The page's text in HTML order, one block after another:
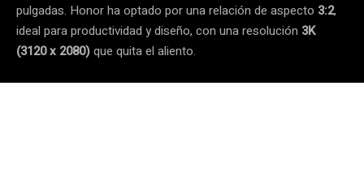
pulgadas. Honor ha optado por una relación de aspecto 3:2,
ideal para productividad y diseño, con una resolución 3K
(3120 x 2080)que quita el aliento.